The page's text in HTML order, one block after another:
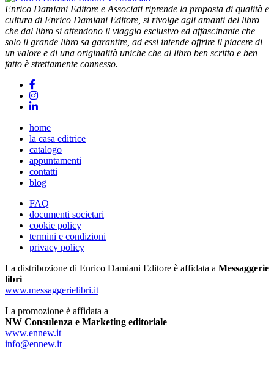
Enrico Damiani Editore e Associati riprende la proposta di qualità e
cultura di Enrico Damiani Editore, si rivolge agli amanti del libro
che dal libro si attendono il viaggio esclusivo ed affascinante che
solo il grande libro sa garantire, ad essi intende offrire il piacere di
un valore e di una originalità uniche che al libro ben scritto e ben
fatto è strettamente connesso.
home
la casa editrice
catalogo
appuntamenti
contatti
blog
FAQ
documenti societari
cookie policy
termini e condizioni
privacy policy
La distribuzione di Enrico Damiani Editore è affidata a Messaggerie
libri
www.messaggerielibri.it
La promozione è affidata a
NW Consulenza e Marketing editoriale
www.ennew.it
info@ennew.it